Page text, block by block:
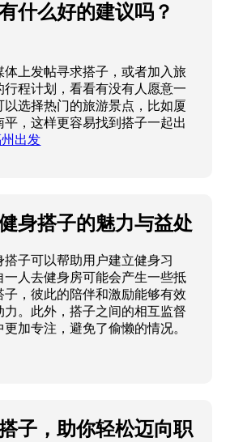
什么好的建议吗？
体上发帖寻求搭子，或者加入旅
行程计划，看看有没有人愿意一
以选择热门的旅游景点，比如厦
平，这样更容易找到搭子一起出
出发
身搭子的魅力与益处
子可以帮助用户建立健身习
一人去健身房可能会产生一些抵
子，彼此的陪伴和激励能够有效
力。此外，搭子之间的相互监督
加专注，避免了偷懒的情况。
子，助你轻松迈向职